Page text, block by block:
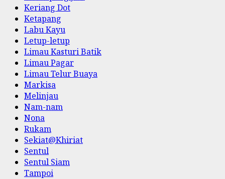
Keriang Dot
Ketapang
Labu Kayu
Letup-letup
Limau Kasturi Batik
Limau Pagar
Limau Telur Buaya
Markisa
Melinjau
Nam-nam
Nona
Rukam
Sekiat@Khiriat
Sentul
Sentul Siam
Tampoi